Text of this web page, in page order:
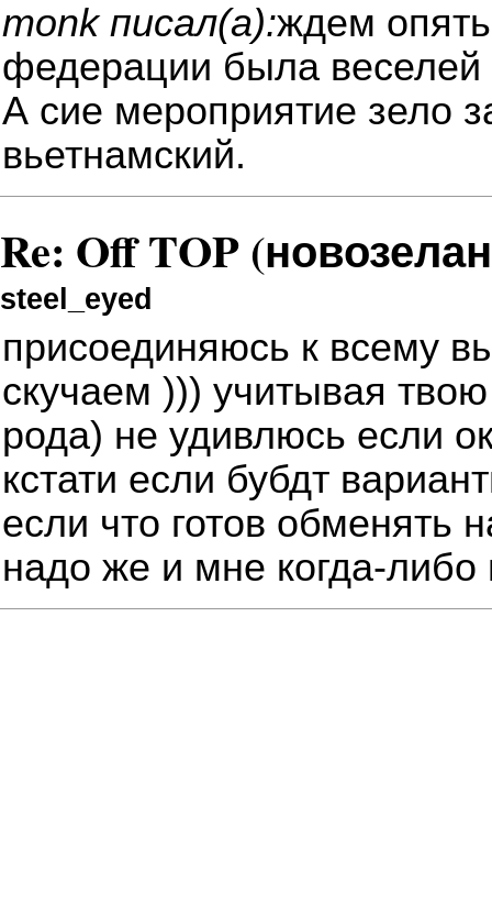
monk писал(а):ждем
федерации была веселей
А сие мероприятие зело
вьетнамский.
Re: Off TOP
steel_eyed
присоединяюсь к всему
скучаем ))) учитывая твою
рода) не удивлюсь если
кстати если бубдт
если что готов обменять
надо же и мне когда-